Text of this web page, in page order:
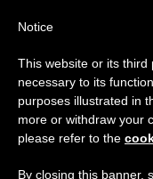
Aviso
Del 27 de julio
anual,
se generan
Notice
This website or its third
necessary to its
purposes illustrated in
more or withdraw your
please refer to the
By closing this banner,